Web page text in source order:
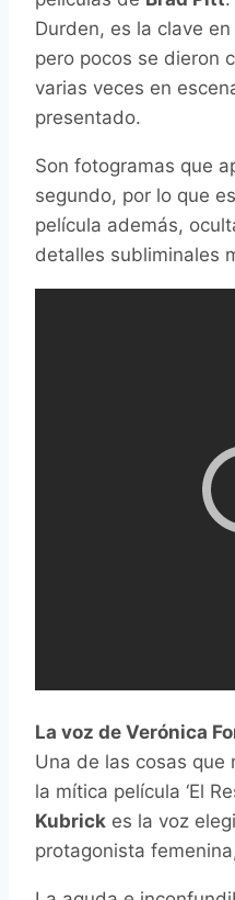
Durden, es la clave
pero pocos se dieron
varias veces en
presentado.
Son fotogramas que
segundo, por lo que
película además,
detalles subliminales
La voz de Verónica
Una de las cosas que
la mítica película ‘El
Kubrick es la voz
protagonista